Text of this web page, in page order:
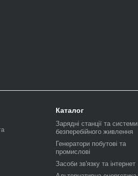
Каталог
Зарядні станції та системи
безперебійного живлення
Генератори побутові та
промислові
Засоби зв'язку та інтернет